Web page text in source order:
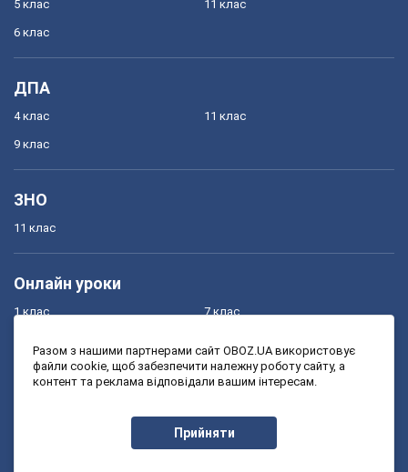
5 клас
6 клас
11 клас
ДПА
4 клас
9 клас
11 клас
ЗНО
11 клас
Онлайн уроки
1 клас
3 клас
7 клас
9 клас
Разом з нашими партнерами сайт OBOZ.UA використовує
файли cookie, щоб забезпечити належну роботу сайту, а
контент та реклама відповідали вашим інтересам.
Прийняти